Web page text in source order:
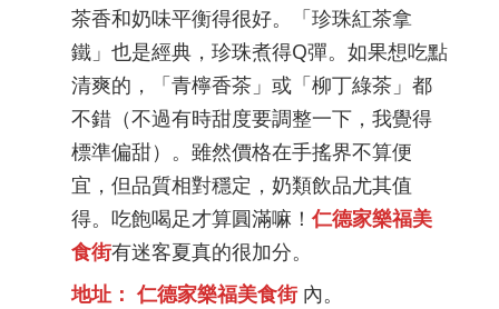
茶香和奶味平衡得很好。「珍珠紅茶拿
鐵」也是經典，珍珠煮得Q彈。如果想吃點
清爽的，「青檸香茶」或「柳丁綠茶」都
不錯（不過有時甜度要調整一下，我覺得
標準偏甜）。雖然價格在手搖界不算便
宜，但品質相對穩定，奶類飲品尤其值
得。吃飽喝足才算圓滿嘛！仁德家樂福美
食街有迷客夏真的很加分。
地址： 仁德家樂福美食街內。